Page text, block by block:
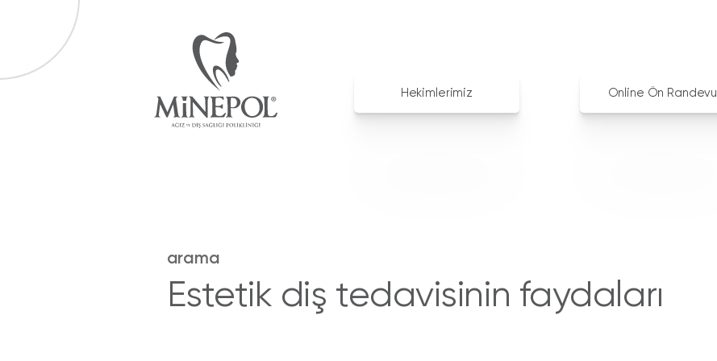
Hekimlerimiz Online Ön Randevu
arama
Estetik diş tedavisinin faydaları